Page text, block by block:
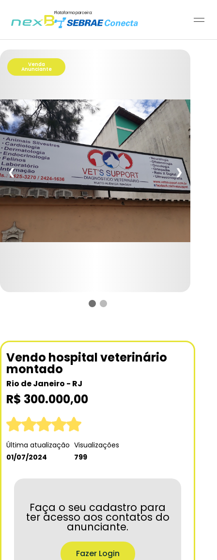
Plataforma parceira:
Venda
Anunciante
❮ ❯
Vendo hospital veterinário
montado
Rio de Janeiro - RJ
R$ 300.000,00
Última atualização
01/07/2024
Visualizações
799
Faça o seu cadastro para
ter acesso aos contatos do
anunciante.
Fazer Login